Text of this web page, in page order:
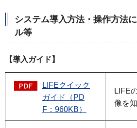
システム導入方法・操作方法
ル等
【導入ガイド】
LIFEクイック
ガイド（PD
F：960KB）
LIFE
像を